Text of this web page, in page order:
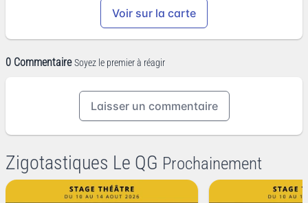
Voir sur la carte
0 Commentaire Soyez le premier à réagir
Laisser un commentaire
Zigotastiques Le QG Prochainement